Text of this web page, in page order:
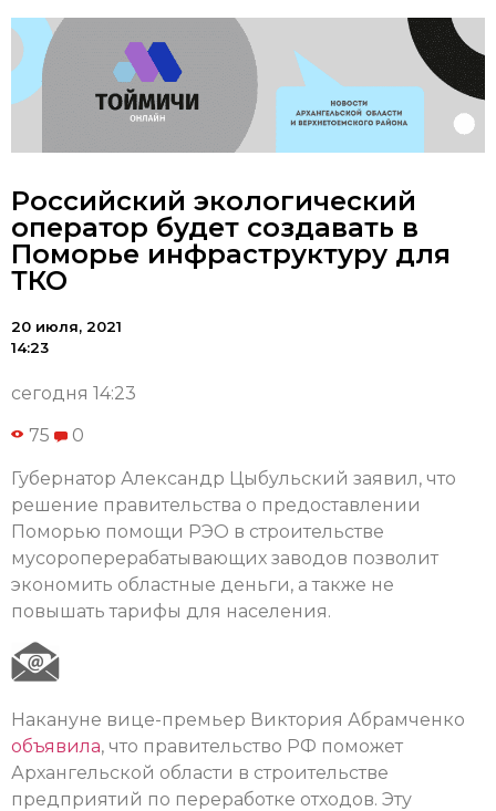
Российский экологический
оператор будет создавать в
Поморье инфраструктуру для
ТКО
20 июля, 2021
14:23
сегодня 14:23
75 0
Губернатор Александр Цыбульский заявил, что
решение правительства о предоставлении
Поморью помощи РЭО в строительстве
мусороперерабатывающих заводов позволит
экономить областные деньги, а также не
повышать тарифы для населения.
Накануне вице-премьер Виктория Абрамченко
объявила, что правительство РФ поможет
Архангельской области в строительстве
предприятий по переработке отходов. Эту